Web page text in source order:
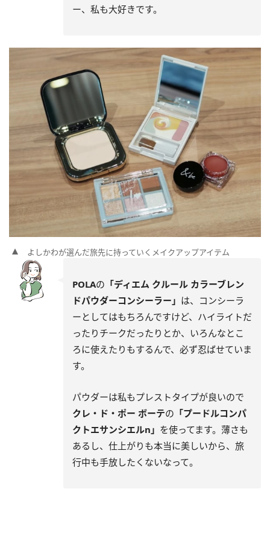
ー、私も大好きです。
よしかわが選んだ旅先に持っていくメイクアップアイテム
POLAの 「ディエム クルール カラーブレン
ドパウダーコンシーラー」 は、コンシーラ
ーとしてはもちろんですけど、ハイライトだ
ったりチークだったりとか、いろんなとこ
ろに使えたりもするんで、必ず忍ばせていま
す。
パウダーは私もプレストタイプが良いので
クレ・ド・ポー ボーテの 「プードルコンパ
クトエサンシエルn」 を使ってます。薄さも
あるし、仕上がりも本当に美しいから、旅
行中も手放したくないなって。